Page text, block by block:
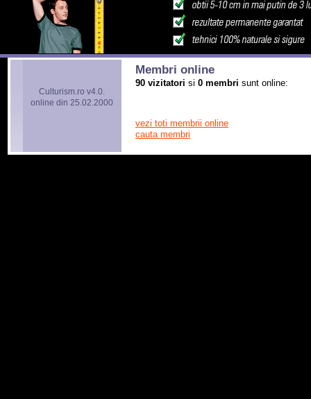
Culturism.ro v4.0.
online din 25.02.2000
Membri online
90 vizitatori si 0 membri sunt online:
vezi toti membrii online
cauta membri